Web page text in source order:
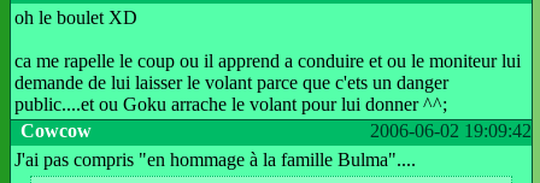
oh le boulet XD
ca me rapelle le coup ou il apprend a conduire et ou le moniteur lui
demande de lui laisser le volant parce que c'ets un danger
public....et ou Goku arrache le volant pour lui donner ^^;
2006-06-02 19:09:42
Cowcow
J'ai pas compris "en hommage à la famille Bulma"....